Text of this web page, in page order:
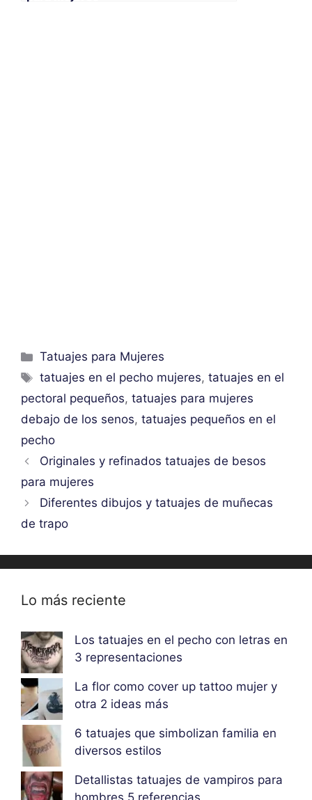
Categorías
Tatuajes para Mujeres
Etiquetas
tatuajes en el pecho mujeres,tatuajes en el
pectoral pequeños, tatuajes para mujeres
debajo de los senos, tatuajes pequeños en el
pecho
Originales y refinados tatuajes de besos
para mujeres
Diferentes dibujos y tatuajes de muñecas
de trapo
Lo más reciente
Los tatuajes en el pecho con letras en
3 representaciones
La flor como cover up tattoo mujer y
otra 2 ideas más
6 tatuajes que simbolizan familia en
diversos estilos
Detallistas tatuajes de vampiros para